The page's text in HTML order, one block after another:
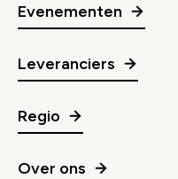
Evenementen
Leveranciers
Regio
Over ons